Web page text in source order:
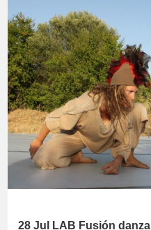
28 Jul LAB Fusión